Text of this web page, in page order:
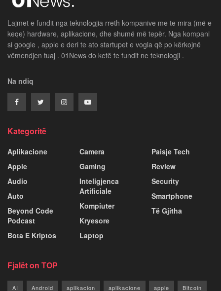
Lajmet e fundit nga teknologjia rreth kompanive me te mira (më e
keqe) hardware, aplikacione, dhe shumë më tepër. Nga kompani
si google , apple e deri te ato startupet e vogla që po kërkojnë
vëmendjen tuaj . 01News do ketë te fundit ne teknologji .
Na ndiq
Kategoritë
Aplikacione
Apple
Audio
Auto
Beyond Code
Podcast
Bota E Kriptos
Camera
Gaming
Inteligjenca
Artificiale
Kompiuter
Kryesore
Laptop
Paisje Tech
Review
Security
Smartphone
Të Gjitha
Fjalët on TOP
AI Android aplikacion aplikacione apple Bitcoin